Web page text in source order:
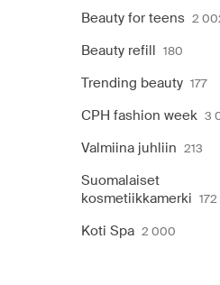
Beauty for teens 2
Beauty refill 180
Trending beauty 177
CPH fashion week 3
Valmiina juhliin 213
Suomalaiset
kosmetiikkamerki 172
Koti Spa 2 000